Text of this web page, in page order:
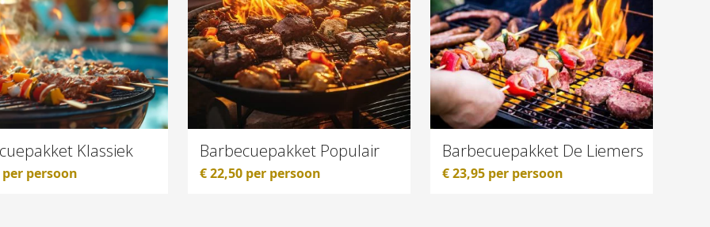
Klassiek
per persoon
Barbecuepakket Populair
€22,50per persoon
Barbecuepakket De Liemers
€23,95per persoon